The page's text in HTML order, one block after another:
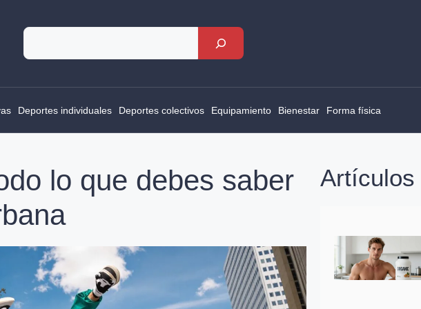
Rechercher
Deportes individuales Deportes colectivos Equipamiento Bienestar Forma física
lo que debes saber
Artículos